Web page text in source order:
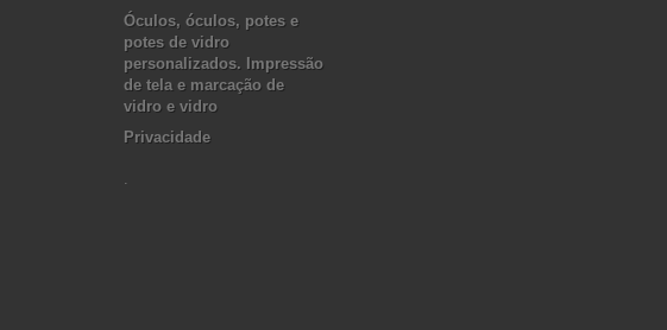
Óculos, óculos, potes e
potes de vidro
personalizados. Impressão
de tela e marcação de
vidro e vidro
Privacidade
.